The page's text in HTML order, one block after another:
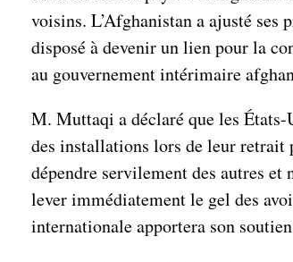
voisins. L’Afghanistan a ajusté
disposé à devenir un lien pour la
au gouvernement intérimaire
M. Muttaqi a déclaré que les
des installations lors de leur retrait
dépendre servilement des autres
lever immédiatement le gel des
internationale apportera son